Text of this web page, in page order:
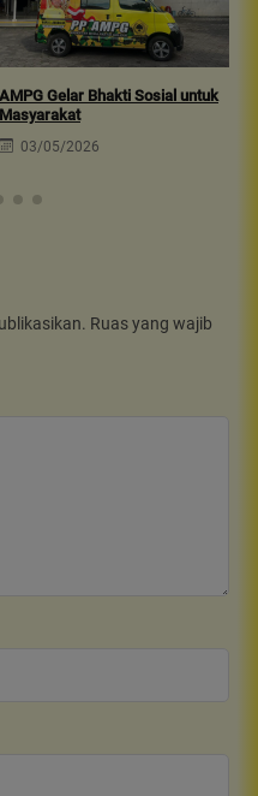
AMPG Gelar Bhakti Sosial untuk
Masyarakat
03/05/2026
Ruas yang wajib